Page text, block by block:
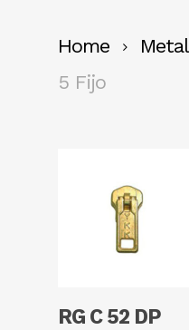
Home Metal
5 Fijo
Read More
RG C 52 DP